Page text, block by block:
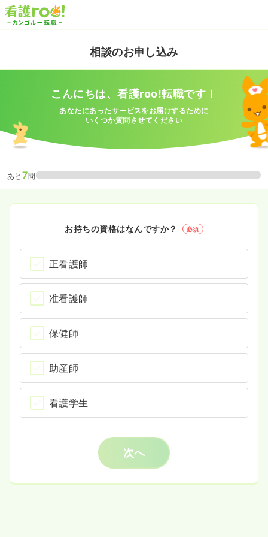
相談のお申し込み
こんにちは、看護roo!転職です！
あなたにあったサービスをお届けするために
いくつか質問させてください
あと 7問
お持ちの資格はなんですか？ 必須
正看護師
准看護師
保健師
助産師
看護学生
次へ